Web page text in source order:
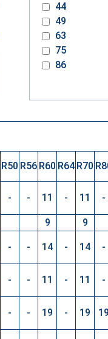
R50 R56 R60 R64 R70
- - 11 - 11 -
9 9
- - 14 - 14 -
- - 11 - 11 -
- - 19 - 19 19
44
49
63
75
86